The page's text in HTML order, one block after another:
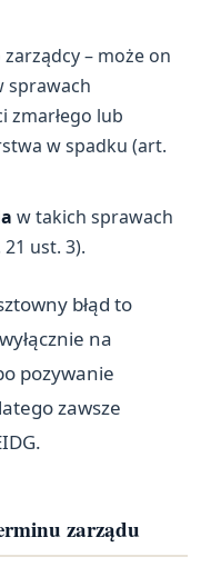
– może on
sprawach
zmarłego lub
w spadku (art.
w takich sprawach
ust. 3).
błąd to
na
pozywanie
zawsze
zarządu